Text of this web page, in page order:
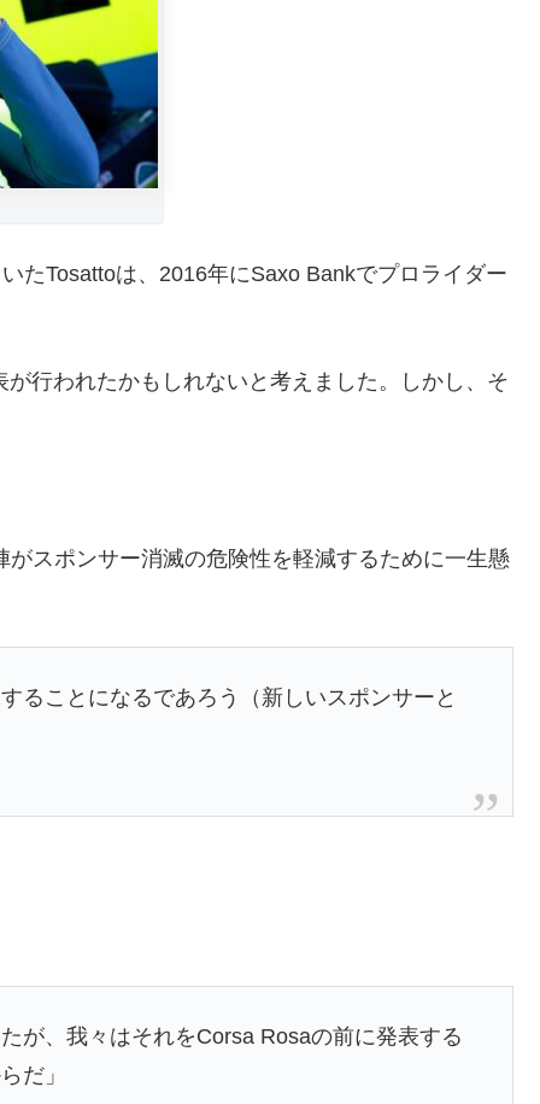
たTosattoは、2016年にSaxo Bankでプロライダー
行われたかもしれないと考えました。しかし、そ
スポンサー消滅の危険性を軽減するために一生懸
ることになるであろう（新しいスポンサーと
が、我々はそれをCorsa Rosaの前に発表する
だ」